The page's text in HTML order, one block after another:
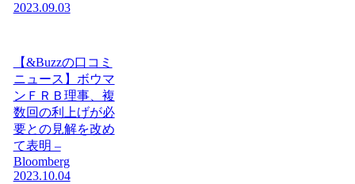
2023.09.03
【&Buzzの口コミ
ニュース】ボウマ
ンＦＲＢ理事、複
数回の利上げが必
要との見解を改め
て表明 –
Bloomberg
2023.10.04